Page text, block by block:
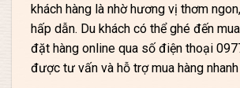
khách hàng là nhờ hương vị thơm
hấp dẫn. Du khách có thể ghé đến
đặt hàng online qua số điện thoại
được tư vấn và hỗ trợ mua hàng